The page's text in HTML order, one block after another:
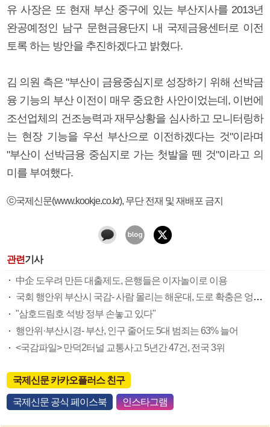
유 사장은 또 현재 부산 중구에 있는 부산지사를 2013년
완공예정인 남구 문현금융단지 내 국제금융센터로 이전
토록 하는 방안을 추진하겠다고 밝혔다.
김 의원 측은 "부산이 금융중심지로 성장하기 위해 선박금
융 기능의 부산 이전이 매우 중요한 사안이었는데, 이번에
조선업체의 건조능력과 재무상황을 심사하고 모니터링하
는 현장 기능을 우선 부산으로 이전하겠다는 것"이라며
"부산이 선박금융 중심지로 가는 첫발을 뗀 것"이라고 의
미를 부여했다.
ⓒ국제신문(www.kookje.co.kr), 무단 전재 및 재배포 금지
관련기사
中企 도우려 만든 대출제도, 은행들은 이자놀이로 이용
국회 행안위 부산시 국감- 사람 몰리는 해운대, 도로 확충은 엉금엉금
"삼호드림호 석방 정부 손놓고 있다"
행안위·부산시경- 부산, 인구 줄어도 5대 범죄는 63% 늘어
<국감파일> 만덕2터널 교통사고 5년간 47건, 전국 3위
국제신문 카카오플러스 친구
국제신문 공식 페이스북 인스타그램